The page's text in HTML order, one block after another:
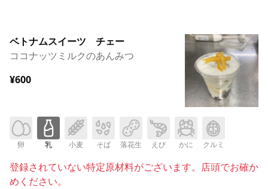
ベトナムスイーツ チェー
ココナッツミルクのあんみつ
¥600
卵 乳 小麦 そば 落花生 えび かに クルミ
登録されていない特定原材料がございます。店頭でお確か
めください。